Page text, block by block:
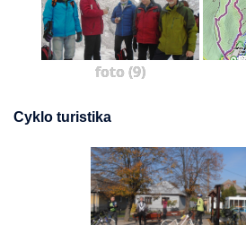
foto (9)
Cyklo turistika